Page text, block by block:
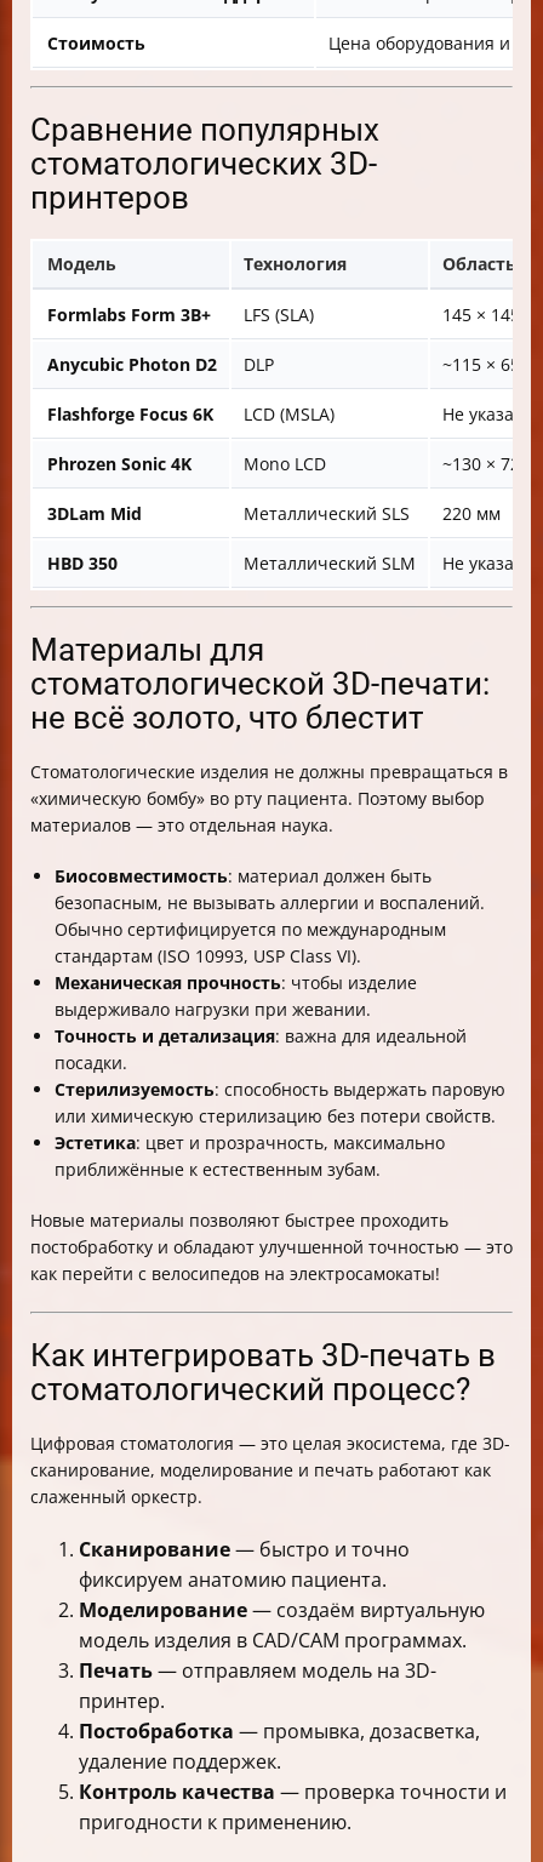
Стоимость Цена оборудования и
Сравнение популярных
стоматологических 3D-
принтеров
Модель Технология Область
Formlabs Form 3B+ LFS (SLA) 145 × 145 ×
Anycubic Photon D2 DLP ~115 × 65 ×
Flashforge Focus 6K LCD (MSLA) Не указано
Phrozen Sonic 4K Mono LCD ~130 × 72 ×
3DLam Mid Металлический SLS 220 мм
HBD 350 Металлический SLM Не указано
Материалы для
стоматологической 3D-печати:
не всё золото, что блестит
Стоматологические изделия не должны превращаться в
«химическую бомбу» во рту пациента. Поэтому выбор
материалов — это отдельная наука.
Биосовместимость: материал должен быть
безопасным, не вызывать аллергии и воспалений.
Обычно сертифицируется по международным
стандартам (ISO 10993, USP Class VI).
Механическая прочность: чтобы изделие
выдерживало нагрузки при жевании.
Точность и детализация: важна для идеальной
посадки.
Стерилизуемость: способность выдержать паровую
или химическую стерилизацию без потери свойств.
Эстетика: цвет и прозрачность, максимально
приближённые к естественным зубам.
Новые материалы позволяют быстрее проходить
постобработку и обладают улучшенной точностью — это
как перейти с велосипедов на электросамокаты!
Как интегрировать 3D-печать в
стоматологический процесс?
Цифровая стоматология — это целая экосистема, где 3D-
сканирование, моделирование и печать работают как
слаженный оркестр.
Сканирование— быстро и точно
фиксируем анатомию пациента.
Моделирование— создаём виртуальную
модель изделия в CAD/CAM программах.
Печать— отправляем модель на 3D-
принтер.
Постобработка — промывка, дозасветка,
удаление поддержек.
Контроль качества — проверка точности и
пригодности к применению.